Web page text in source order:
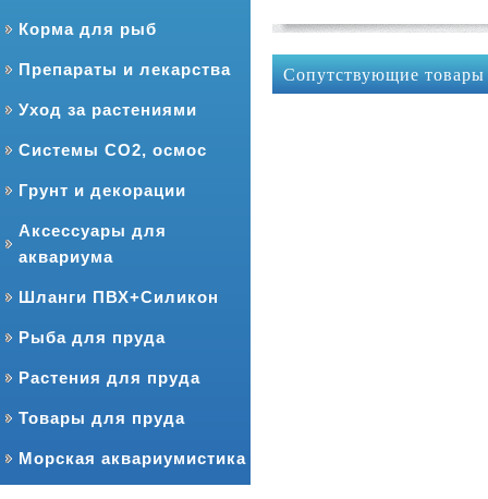
Корма для рыб
Препараты и лекарства
Уход за растениями
Системы CO2, осмос
Грунт и декорации
Аксессуары для
аквариума
Шланги ПВХ+Силикон
Рыба для пруда
Растения для пруда
Товары для пруда
Морская аквариумистика
Сопутствующие товары